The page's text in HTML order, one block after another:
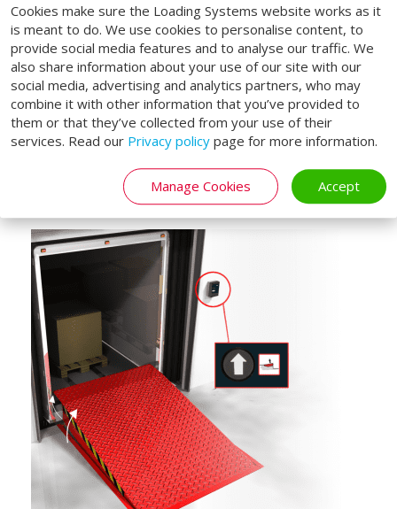
Cookies make sure the Loading Systems website works as it
is meant to do. We use cookies to personalise content, to
provide social media features and to analyse our traffic. We
also share information about your use of our site with our
social media, advertising and analytics partners, who may
combine it with other information that you’ve provided to
them or that they’ve collected from your use of their
services. Read our Privacy policy page for more information.
Manage Cookies Accept
Optimale veiligheid
De dockleveller met uitklapbare klep is
standaard uitgerust met meerdere
veiligheidsfuncties om de veiligheid van uw
personeel en goederen te garanderen. De
dockleveller heeft een CE markering en
voldoet aan de veiligheidsaspecten van de
Europese standaard EN 1398.